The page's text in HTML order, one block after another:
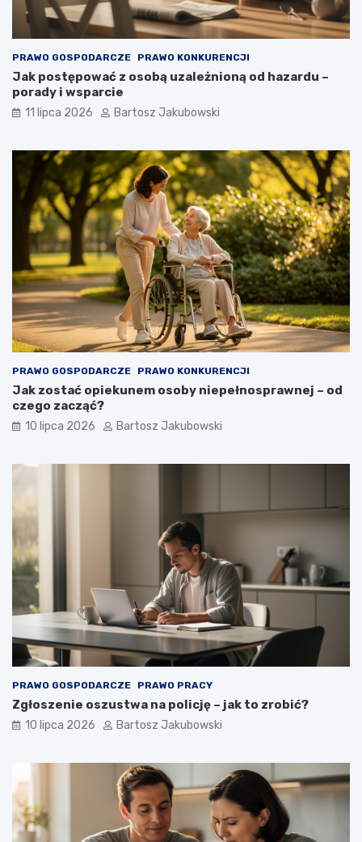
PRAWO GOSPODARCZE PRAWO KONKURENCJI
Jak postępować z osobą uzależnioną od hazardu –
porady i wsparcie
11 lipca 2026 Bartosz Jakubowski
PRAWO GOSPODARCZE PRAWO KONKURENCJI
Jak zostać opiekunem osoby niepełnosprawnej – od
czego zacząć?
10 lipca 2026 Bartosz Jakubowski
PRAWO GOSPODARCZE PRAWO PRACY
Zgłoszenie oszustwa na policję – jak to zrobić?
10 lipca 2026 Bartosz Jakubowski